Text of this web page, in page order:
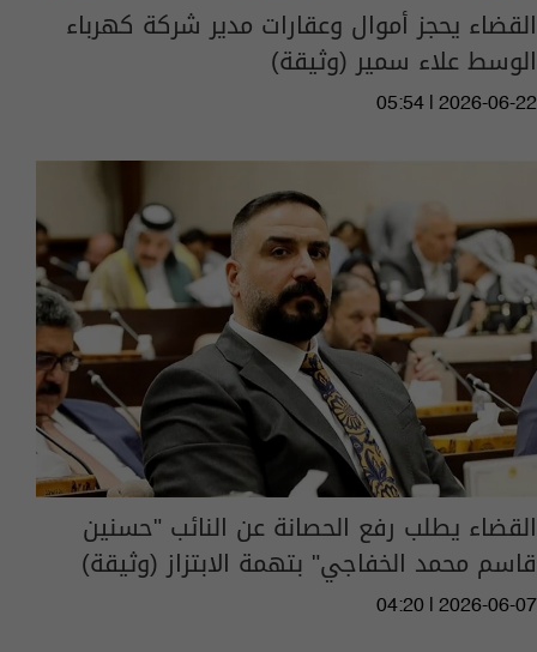
القضاء يحجز أموال وعقارات مدير شركة كهرباء
الوسط علاء سمير (وثيقة)
05:54 | 2026-06-22
القضاء يطلب رفع الحصانة عن النائب "حسنين
قاسم محمد الخفاجي" بتهمة الابتزاز (وثيقة)
04:20 | 2026-06-07